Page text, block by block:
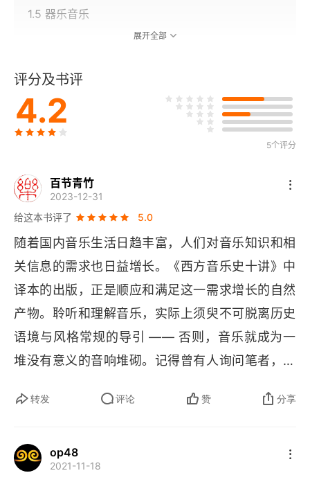
1.5 器乐音乐
1.7 史学家、理论家和手稿来源
第2章 中世纪早期（300-1100）
2.2 音乐的功能
2.3 风格与表演实践
2.4 声乐音乐
2.5 器乐音乐
2.6 作曲家
2.7 史学家、理论家和手稿来源
3.2 音乐的功能
展开全部
评分及书评
4.2
5个评分
百节青竹
2023-12-31
给这本书评了
5.0
随着国内音乐生活日趋丰富，人们对音乐知识和相
关信息的需求也日益增长。《西方音乐史十讲》中
译本的出版，正是顺应和满足这一需求增长的自然
产物。聆听和理解音乐，实际上须臾不可脱离历史
语境与风格常规的导引 —— 否则，音乐就成为一
堆没有意义的音响堆砌。记得曾有人询问笔者，学
没有历史的音乐根本就不曾存在，因而不懂得音乐
是对于爱乐者，进入音乐的一个不可或缺的途径，
转发 评论 赞 分享
op48
2021-11-18